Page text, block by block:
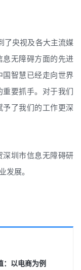
了央视及各大主流媒
无障碍方面的先进
智慧已经走向世界
要抓手。对于我们
了我们的工作更深
圳市信息无障碍研
发展。
：以电商为例